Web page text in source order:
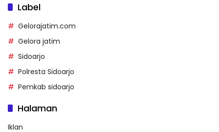
Label
Gelorajatim.com
Gelora jatim
Sidoarjo
Polresta Sidoarjo
Pemkab sidoarjo
Halaman
Iklan